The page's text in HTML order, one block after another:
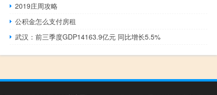
2019庄周攻略
公积金怎么支付房租
武汉：前三季度GDP14163.9亿元 同比增长5.5%